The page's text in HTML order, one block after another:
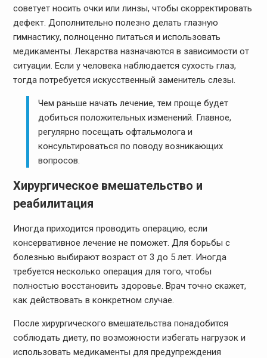
советует носить очки или линзы, чтобы скорректировать
дефект. Дополнительно полезно делать глазную
гимнастику, полноценно питаться и использовать
медикаменты. Лекарства назначаются в зависимости от
ситуации. Если у человека наблюдается сухость глаз,
тогда потребуется искусственный заменитель слезы.
Чем раньше начать лечение, тем проще будет
добиться положительных изменений. Главное,
регулярно посещать офтальмолога и
консультироваться по поводу возникающих
вопросов.
Хирургическое вмешательство и
реабилитация
Иногда приходится проводить операцию, если
консервативное лечение не поможет. Для борьбы с
болезнью выбирают возраст от 3 до 5 лет. Иногда
требуется несколько операция для того, чтобы
полностью восстановить здоровье. Врач точно скажет,
как действовать в конкретном случае.
После хирургического вмешательства понадобится
соблюдать диету, по возможности избегать нагрузок и
использовать медикаменты для предупреждения